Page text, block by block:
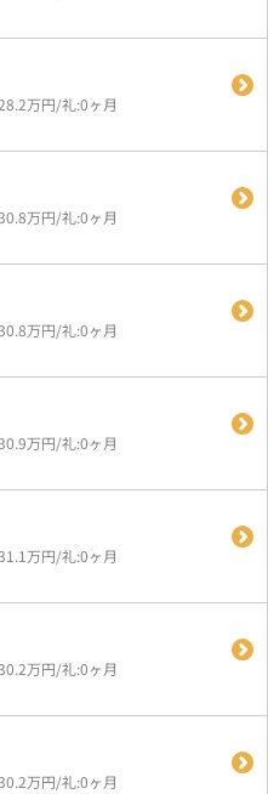
万円/礼:0ヶ月
万円/礼:0ヶ月
万円/礼:0ヶ月
万円/礼:0ヶ月
万円/礼:0ヶ月
万円/礼:0ヶ月
万円/礼:0ヶ月